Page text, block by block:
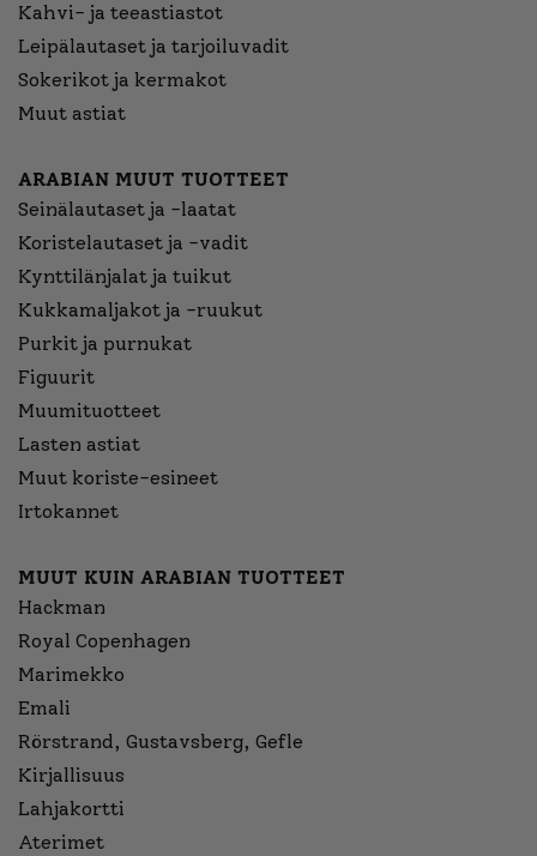
Kahvi- ja teeastiastot
Leipälautaset ja tarjoiluvadit
Sokerikot ja kermakot
Muut astiat
ARABIAN MUUT TUOTTEET
Seinälautaset ja -laatat
Koristelautaset ja -vadit
Kynttilänjalat ja tuikut
Kukkamaljakot ja -ruukut
Purkit ja purnukat
Figuurit
Muumituotteet
Lasten astiat
Muut koriste-esineet
Irtokannet
MUUT KUIN ARABIAN TUOTTEET
Hackman
Royal Copenhagen
Marimekko
Emali
Rörstrand, Gustavsberg, Gefle
Kirjallisuus
Lahjakortti
Aterimet